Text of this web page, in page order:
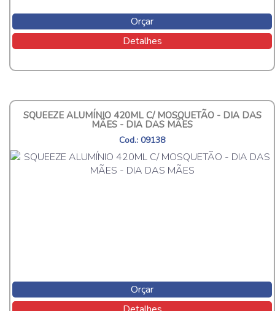
Orçar
Detalhes
SQUEEZE ALUMÍNIO 420ML C/ MOSQUETÃO - DIA DAS
MÃES - DIA DAS MÃES
Cod.: 09138
Orçar